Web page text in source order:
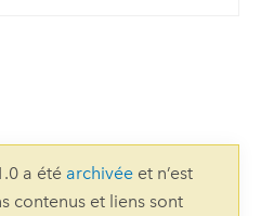
a été archivéeet n’est
contenus et liens sont